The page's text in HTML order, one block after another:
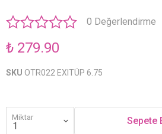
0 Değerlendirme
₺ 279.90
SKU OTR022 EXITÜP 6.75
Miktar Sepete